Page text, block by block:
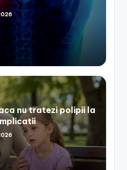
nu tratezi polipii la